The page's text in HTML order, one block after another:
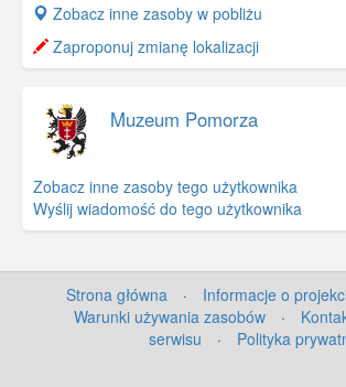
+
−
Zobacz inne zasoby w pobliżu
Zaproponuj zmianę lokalizacji
Muzeum Pomorza
Zobacz inne zasoby tego użytkownika
Wyślij wiadomość do tego użytkownika
Strona główna · Informacje o
Warunki używania zasobów
·
serwisu
· Polityka